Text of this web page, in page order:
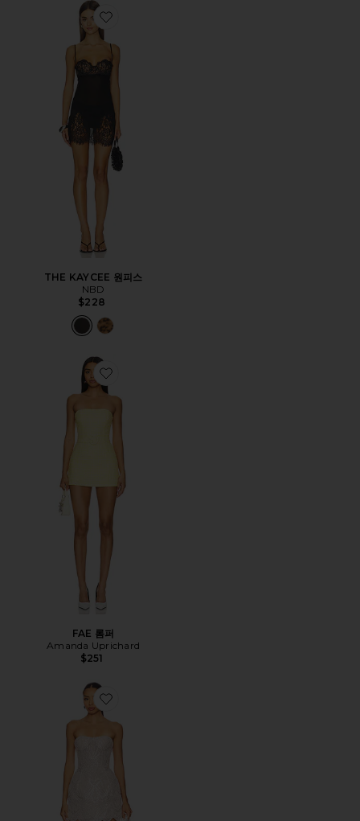
Favorite THE KAYCEE 원피스
THE KAYCEE 원피스
NBD
$228
Favorite FAE 롬퍼
FAE 롬퍼
Amanda Uprichard
$251
Favorite GISELLE BLANC 미니 원피스